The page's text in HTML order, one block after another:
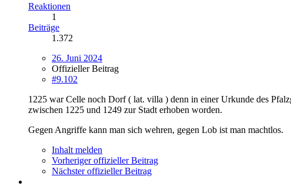
Reaktionen
1
Beiträge
1.372
26. Juni 2024
Offizieller Beitrag
#9.102
1225 war Celle noch Dorf ( lat. villa ) denn in einer Urkunde des
zwischen 1225 und 1249 zur Stadt erhoben worden.
Gegen Angriffe kann man sich wehren, gegen Lob ist man machtlos.
Inhalt melden
Vorheriger offizieller Beitrag
Nächster offizieller Beitrag